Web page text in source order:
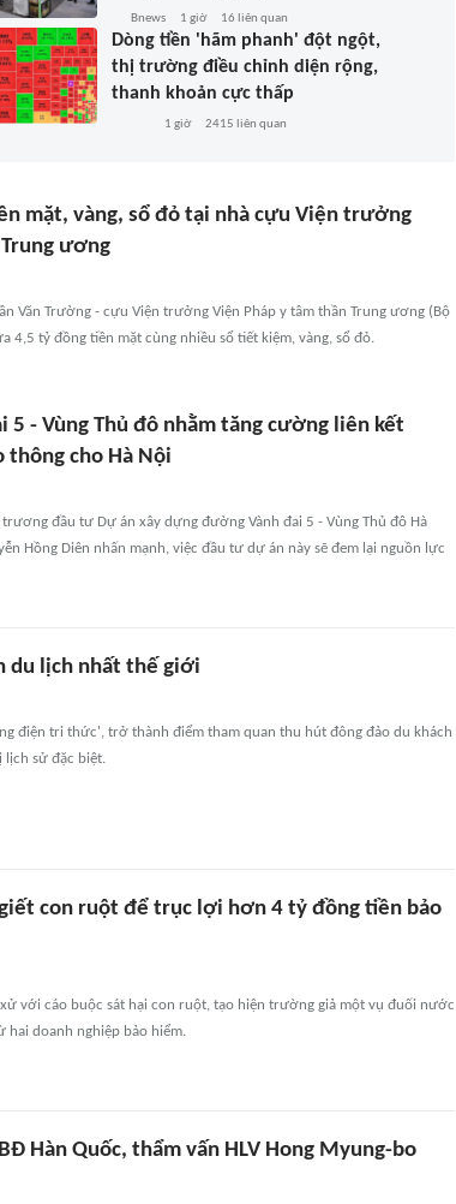
Bnews 1 giờ 16 liên quan
Dòng tiền 'hãm phanh' đột ngột,
thị trường điều chỉnh diện rộng,
thanh khoản cực thấp
1 giờ 2415 liên quan
mặt, vàng, sổ đỏ tại nhà cựu Viện trưởng
ương
Văn Trường - cựu Viện trưởng Viện Pháp y tâm thần Trung ương (Bộ
4,5 tỷ đồng tiền mặt cùng nhiều sổ tiết kiệm, vàng, sổ đỏ.
5 - Vùng Thủ đô nhằm tăng cường liên kết
thông cho Hà Nội
đầu tư Dự án xây dựng đường Vành đai 5 - Vùng Thủ đô Hà
Hồng Diên nhấn mạnh, việc đầu tư dự án này sẽ đem lại nguồn lực
du lịch nhất thế giới
điện tri thức', trở thành điểm tham quan thu hút đông đảo du khách
lịch sử đặc biệt.
con ruột để trục lợi hơn 4 tỷ đồng tiền bảo
xử với cáo buộc sát hại con ruột, tạo hiện trường giả một vụ đuối nước
doanh nghiệp bảo hiểm.
Hàn Quốc, thẩm vấn HLV Hong Myung-bo